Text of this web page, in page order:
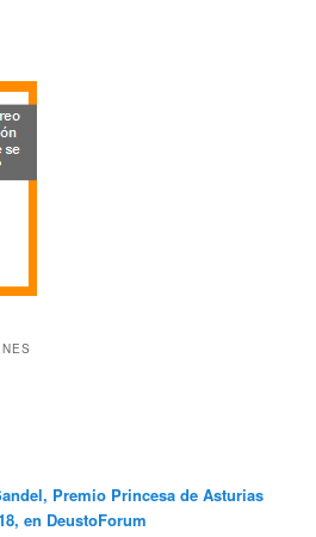
Premio Princesa de Asturias
en DeustoForum